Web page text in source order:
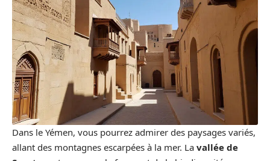
Dans le Yémen, vous pourrez admirer des paysages variés,
allant des montagnes escarpées à la mer. La vallée de